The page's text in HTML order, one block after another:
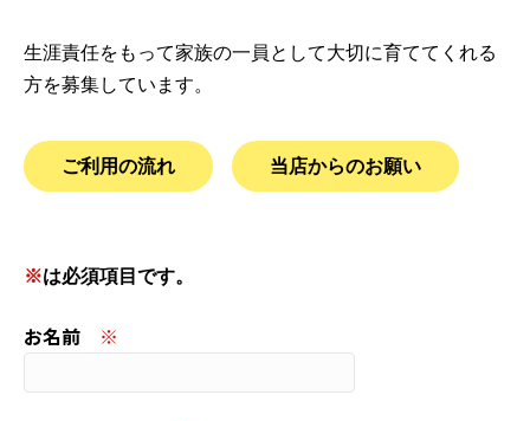
生涯責任をもって家族の一員として大切に育ててくれる
方を募集しています。
ご利用の流れ 当店からのお願い
※は必須項目です。
お名前 ※